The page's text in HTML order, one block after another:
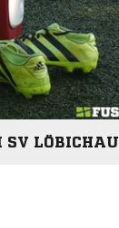
SV LÖBICHAU